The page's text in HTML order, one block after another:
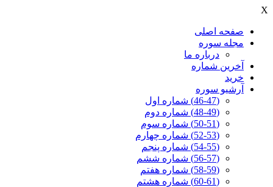
X
صفحه اصلی
مجله سوره
درباره ما
آخرين شماره
خرید
آرشیو سوره
(46-47) شماره اول
(48-49) شماره دوم
(50-51) شماره سوم
(52-53) شماره چهارم
(54-55) شماره پنجم
(56-57) شماره ششم
(58-59) شماره هفتم
(60-61) شماره هشتم